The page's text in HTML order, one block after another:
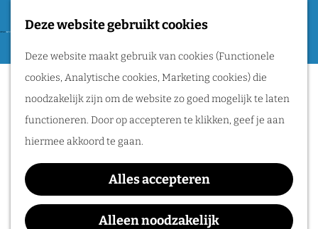
Deze website gebruikt cookies
Deze website maakt gebruik van cookies (Functionele
cookies, Analytische cookies, Marketing cookies) die
noodzakelijk zijn om de website zo goed mogelijk te laten
functioneren. Door op accepteren te klikken, geef je aan
hiermee akkoord te gaan.
Alles accepteren
Alleen noodzakelijk
a
F
a
v
o
r
i
e
e
M
e
n
u
Routes
Wandelen
Fietsen
Routeplanner
Natuurgebieden
in het Rijk van
Sorry, deze activiteit is niet meer
beschikbaar. Bekijk hetactuele aanbodvoor
de beschikbare opties.
Kae Tempest